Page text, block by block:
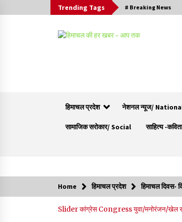
Trending Tags # Breaking News
हिमाचल प्रदेश नेशनल न्यूज/
सामाजिक सरोकार/ Social साहित्य -
नियमितीकरण, शिक्षा निदेशालय ने
Home हिमाचल प्रदेश हिमाचल दिवस-
Sliderकांग्रेस Congressयुवा/मनोरंजन/खेल